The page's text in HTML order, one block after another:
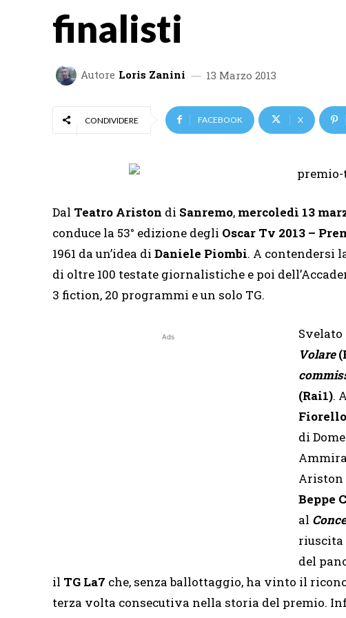
finalisti
Autore Loris Zanini 13 Marzo 2013
CONDIVIDERE FACEBOOK X
Dal Teatro Ariston di Sanremo, mercoledì 13
conduce la 53° edizione degli Oscar Tv 2013 –
1961 da un’idea di Daniele Piombi. A contendersi
di oltre 100 testate giornalistiche e poi
3 fiction, 20 programmi e un solo TG.
Ads
Volare
(Rai1).
Fiorello
di
Ariston
Beppe
al
riuscita
del
il TG La7 che, senza ballottaggio, ha vinto il
terza volta consecutiva nella storia del premio.